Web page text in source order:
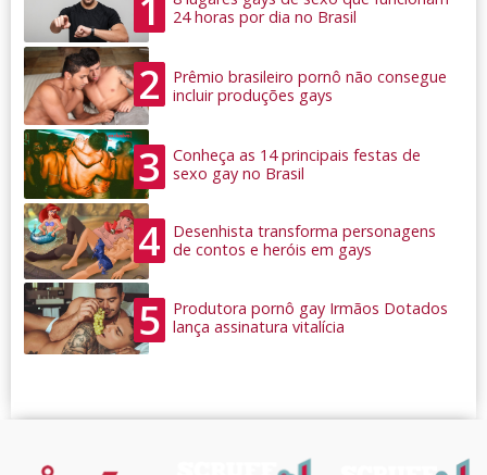
1
24 horas por dia no Brasil
2
Prêmio brasileiro pornô não consegue
incluir produções gays
3
Conheça as 14 principais festas de
sexo gay no Brasil
4
Desenhista transforma personagens
de contos e heróis em gays
5
Produtora pornô gay Irmãos Dotados
lança assinatura vitalícia